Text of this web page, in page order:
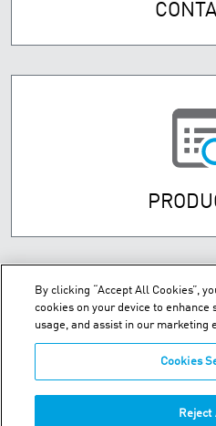
Street Numancia 185-187,
By clicking “Accept All Cookies”,
cookies on your device to enhance
usage, and assist in our marketing
Cookies
Reject